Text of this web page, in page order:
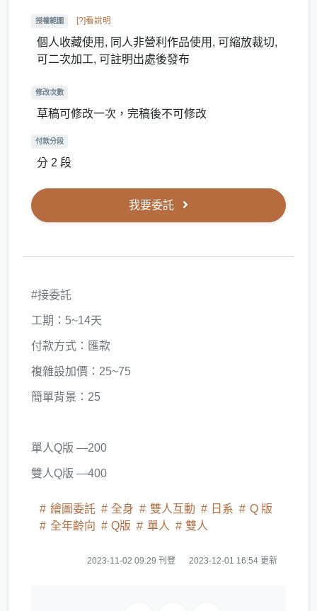
授權範圍 [?]看說明
個人收藏使用, 同人非營利作品使用, 可縮放裁切,
可二次加工, 可註明出處後發布
修改次數
草稿可修改一次，完稿後不可修改
付款分段
分 2 段
我要委託
#接委託
工期：5~14天
付款方式：匯款
複雜設加價：25~75
簡單背景：25
單人Q版 —200
雙人Q版 —400
繪圖委託 全身 雙人互動 日系
Q 版
全年齡向
Q版 單人 雙人
2023-11-02 09:29 刊登 2023-12-01 16:54 更新